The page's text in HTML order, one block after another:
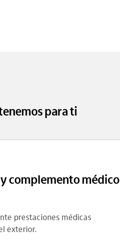
para ti
complemento médico
prestaciones médicas
exterior.